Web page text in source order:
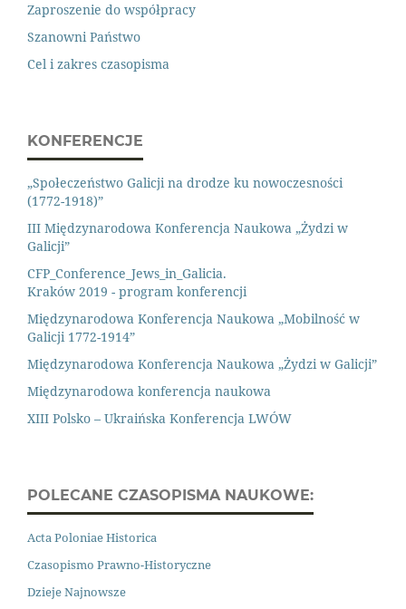
Zaproszenie do współpracy
Szanowni Państwo
Cel i zakres czasopisma
KONFERENCJE
„Społeczeństwo Galicji na drodze ku nowoczesności
(1772-1918)”
III Międzynarodowa Konferencja Naukowa „Żydzi w
Galicji”
CFP_Conference_Jews_in_Galicia.
Kraków 2019 - program konferencji
Międzynarodowa Konferencja Naukowa „Mobilność w
Galicji 1772-1914”
Międzynarodowa Konferencja Naukowa „Żydzi w Galicji”
Międzynarodowa konferencja naukowa
XIII Polsko – Ukraińska Konferencja LWÓW
POLECANE CZASOPISMA NAUKOWE:
Acta Poloniae Historica
Czasopismo Prawno-Historyczne
Dzieje Najnowsze